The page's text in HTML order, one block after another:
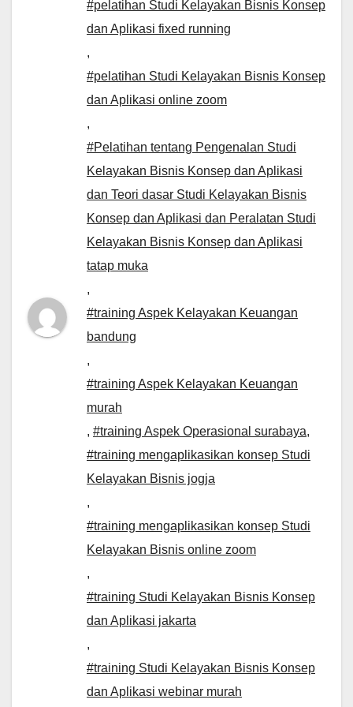
#pelatihan Studi Kelayakan Bisnis Konsep
dan Aplikasi fixed running
,
#pelatihan Studi Kelayakan Bisnis Konsep
dan Aplikasi online zoom
,
#Pelatihan tentang Pengenalan Studi
Kelayakan Bisnis Konsep dan Aplikasi
dan Teori dasar Studi Kelayakan Bisnis
Konsep dan Aplikasi dan Peralatan Studi
Kelayakan Bisnis Konsep dan Aplikasi
tatap muka
,
#training Aspek Kelayakan Keuangan
bandung
,
#training Aspek Kelayakan Keuangan
murah
, #training Aspek Operasional surabaya,
#training mengaplikasikan konsep Studi
Kelayakan Bisnis jogja
,
#training mengaplikasikan konsep Studi
Kelayakan Bisnis online zoom
,
#training Studi Kelayakan Bisnis Konsep
dan Aplikasi jakarta
,
#training Studi Kelayakan Bisnis Konsep
dan Aplikasi webinar murah